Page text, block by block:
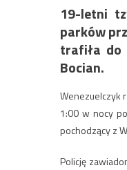
19-letni
parków
trafiła do
Bocian.
Wenezuelczyk
1:00 w nocy
pochodzący z
Policję